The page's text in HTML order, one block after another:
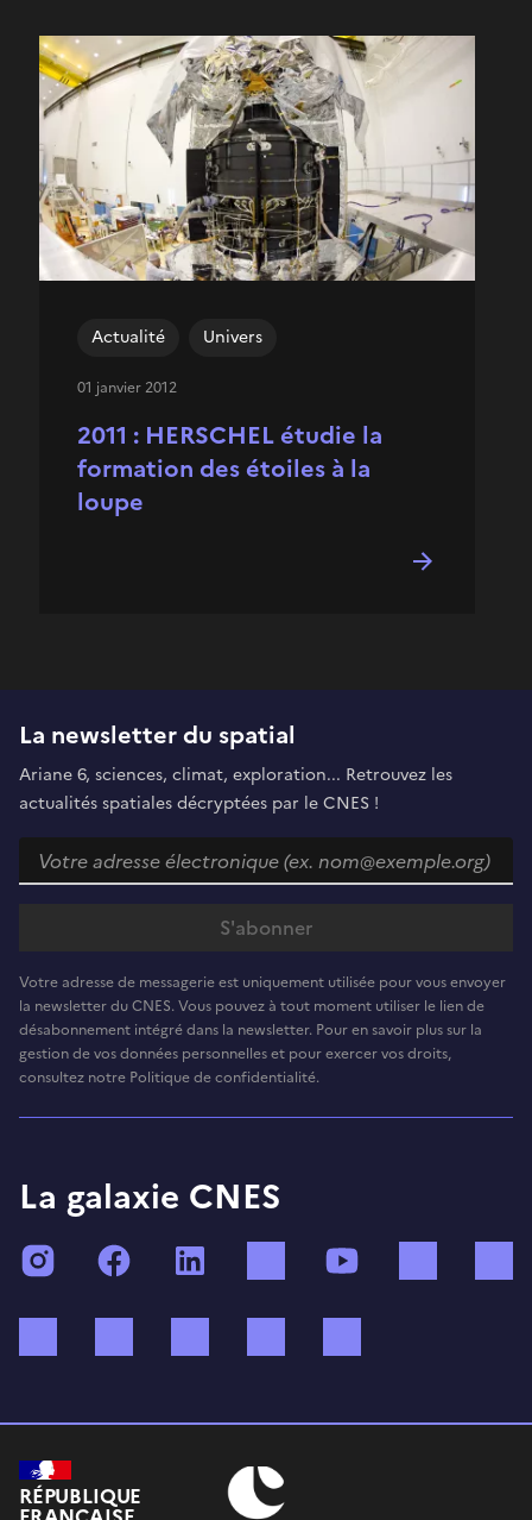
2011 : HERSCHEL étudie la
formation des étoiles à la
loupe
Actualité Univers
01 janvier 2012
La newsletter du spatial
Ariane 6, sciences, climat, exploration... Retrouvez les
actualités spatiales décryptées par le CNES !
Votre adresse de messagerie est uniquement utilisée pour vous envoyer
la newsletter du CNES. Vous pouvez à tout moment utiliser le lien de
désabonnement intégré dans la newsletter. Pour en savoir plus sur la
gestion de vos données personnelles et pour exercer vos droits,
consultez notre Politique de confidentialité.
La galaxie CNES
InstagramFacebook TikTok
RÉPUBLIQUE